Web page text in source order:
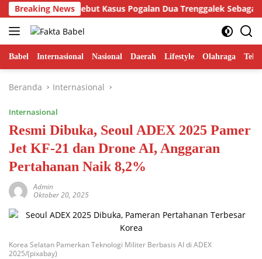
Langsung
ke
konten
Breaking News
Hamdi Putra Sebut Kasus Pogalan Dua Trenggalek Sebagai
Babel Internasional Nasional Daerah Lifestyle Olahraga
Beranda Internasional
Internasional
Resmi Dibuka, Seoul ADEX 2025 Pamer
Jet KF-21 dan Drone AI, Anggaran
Pertahanan Naik 8,2%
Admin
Oktober 20, 2025
Korea Selatan Pamerkan Teknologi Militer Berbasis AI di ADEX
2025/(pixabay)